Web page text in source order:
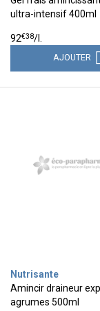
ultra-intensif 400ml
92€38/l.
AJOUTER
Nutrisante
Amincir draineur
agrumes 500ml